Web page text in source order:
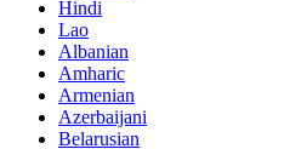
Hindi
Lao
Albanian
Amharic
Armenian
Azerbaijani
Belarusian